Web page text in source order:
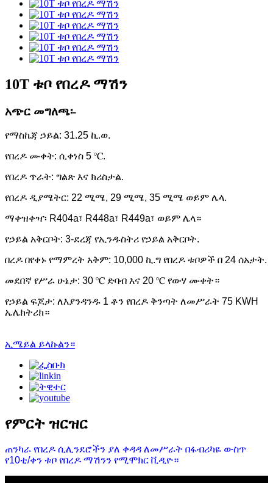
10T ቱቦ የበረዶ ማሽን
አጭር መግለጫ፡-
የማስኬጃ ኃይል: 31.25 ኪ.ወ.
የበረዶ ሙቀት: ሲቀነስ 5 ℃.
የበረዶ ጥራት: ግልጽ እና ክሪስታል.
የበረዶ ዲያሜትር: 22 ሚሜ, 29 ሚሜ, 35 ሚሜ ወይም ሌላ.
ማቀዝቀዣ፡ R404a፣ R448a፣ R449a፣ ወይም ሌላ።
የኃይል አቅርቦት: 3-ደረጃ የኢንዱስትሪ የኃይል አቅርቦት.
በረዶ በየቀኑ የማምረት አቅም: 10,000 ኪ.ግ የበረዶ ቱቦዎች በ 24 ሰአታት.
መደበኛ የሥራ ሁኔታ: 30 ℃ ድባብ እና 20 ℃ የውሃ ሙቀት።
የኃይል ፍጆታ: ለእያንዳንዱ 1 ቶን የበረዶ ቅንጣት ለመሥራት 75 KWH
ኤሌክትሪክ።
ኢሜይል ይላኩልን።
የምርት ዝርዝር
ጠንካራ የበረዶ ሲሊንደሮችን ያለ ቀዳዳ ለመሥራት በፋብሪካዬ ውስጥ
የ10ቲ/ቀን ቱቦ የበረዶ ማሽንን የሚሞክር ቪዲዮ።